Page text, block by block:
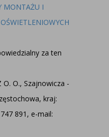
MONTAŻU I
za ten
O. O., Szajnowicza -
kraj:
891, e-mail: